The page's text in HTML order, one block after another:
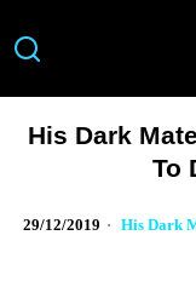
His Dark
To
29/12/2019 His Dark